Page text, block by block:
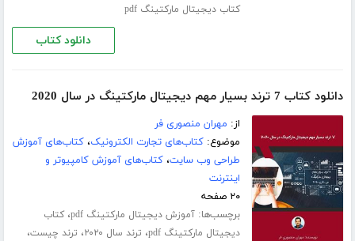
کتاب دیجیتال مارکتینگ pdf
دانلود کتاب
دانلود کتاب 7 ترند بسیار مهم دیجیتال مارکتینگ در سال 2020
از: مهران منصوری فر
موضوع:کتاب‌های تجارت الکترونیک،کتاب‌های آموزش
طراحی وب سایت،کتاب‌های آموزش کامپیوتر و
اینترنت
۲۰ صفحه
برچسب‌ها:آموزش دیجیتال مارکتینگ pdf ،کتاب
دیجیتال مارکتینگ pdf
، ترند سال ۲۰۲۰ ، ترند چیست،